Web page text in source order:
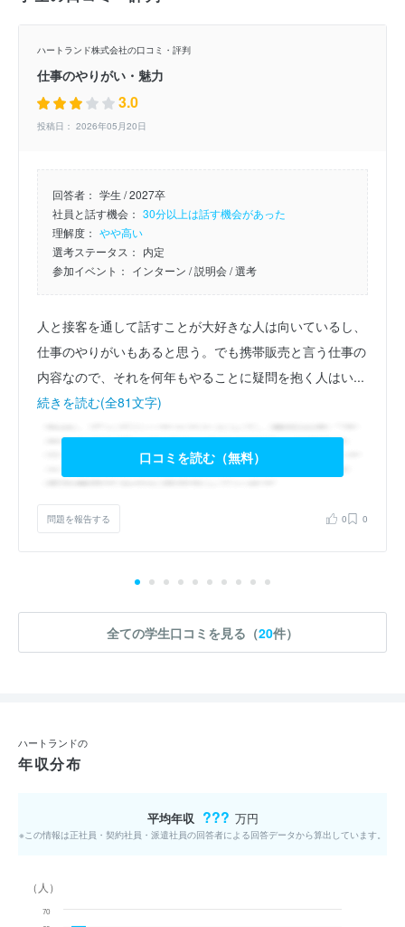
ハートランド株式会社の口コミ・評判
仕事のやりがい・魅力
3.0
投稿日： 2026年05月20日
回答者： 学生 / 2027卒
社員と話す機会： 30分以上は話す機会があった
理解度： やや高い
選考ステータス： 内定
参加イベント： インターン / 説明会/ 選考
人と接客を通して話すことが大好きな人は向いているし、
仕事のやりがいもあると思う。でも携帯販売と言う仕事の
内容なので、それを何年もやることに疑問を抱く人はい...
続きを読む(全81文字)
口コミを読む（無料）
問題を報告する 0 0
全ての学生口コミを見る（20件）
ハートランドの
年収分布
平均年収 ??? 万円
※この情報は正社員・契約社員・派遣社員の回答者による回答データから算出しています。
（人）
70